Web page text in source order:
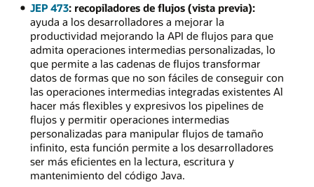
JEP 473: recopiladores de flujos (vista previa):
ayuda a los desarrolladores a mejorar la
productividad mejorando la API de flujos para que
admita operaciones intermedias personalizadas, lo
que permite a las cadenas de flujos transformar
datos de formas que no son fáciles de conseguir con
las operaciones intermedias integradas existentes Al
hacer más flexibles y expresivos los pipelines de
flujos y permitir operaciones intermedias
personalizadas para manipular flujos de tamaño
infinito, esta función permite a los desarrolladores
ser más eficientes en la lectura, escritura y
mantenimiento del código Java.